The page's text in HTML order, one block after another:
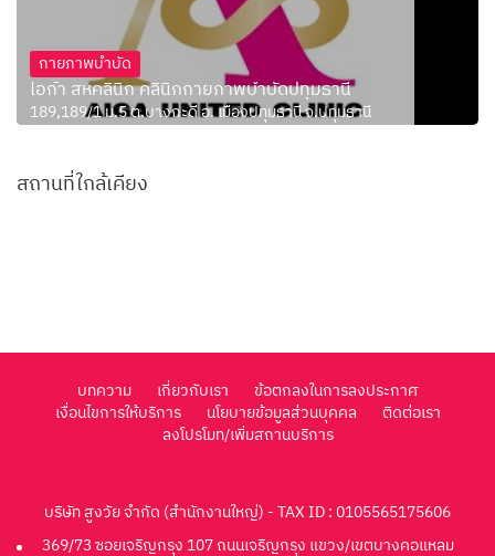
กายภาพบำบัด
ไอก้า สหคลินิก คลินิกกายภาพบำบัดปทุมธานี
189,189/1 ม.5 ต.บางกะดี อ. เมืองปทุมธานี จ.ปทุมธานี
สถานที่ใกล้เคียง
บทความ เกี่ยวกับเรา
ข้อตกลงในการลงประกาศ
เงื่อนไขการให้บริการ
นโยบายข้อมูลส่วนบุคคล
ติดต่อเรา
ลงโปรโมท/เพิ่มสถานบริการ
บริษัท สูงวัย จำกัด (สำนักงานใหญ่) - TAX ID : 0105565175606
369/73 ซอยเจริญกรุง 107 ถนนเจริญกรุง แขวง/เขตบางคอแหลม